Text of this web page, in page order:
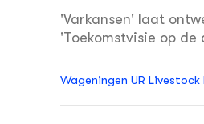
'Varkansen' laat
'Toekomstvisie op
Wageningen UR Livestock